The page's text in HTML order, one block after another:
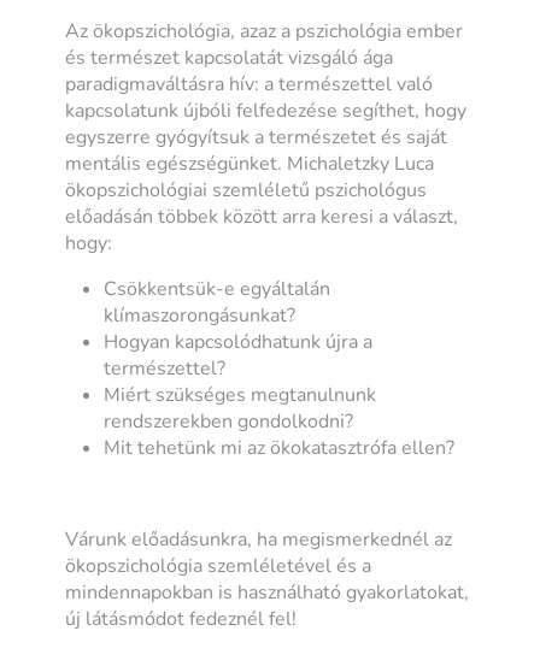
Az ökopszichológia, azaz a pszichológia ember
és természet kapcsolatát vizsgáló ága
paradigmaváltásra hív: a természettel való
kapcsolatunk újbóli felfedezése segíthet, hogy
egyszerre gyógyítsuk a természetet és saját
mentális egészségünket. Michaletzky Luca
ökopszichológiai szemléletű pszichológus
előadásán többek között arra keresi a választ,
hogy:
Csökkentsük-e egyáltalán
klímaszorongásunkat?
Hogyan kapcsolódhatunk újra a
természettel?
Miért szükséges megtanulnunk
rendszerekben gondolkodni?
Mit tehetünk mi az ökokatasztrófa ellen?
Várunk előadásunkra, ha megismerkednél az
ökopszichológia szemléletével és a
mindennapokban is használható gyakorlatokat,
új látásmódot fedeznél fel!